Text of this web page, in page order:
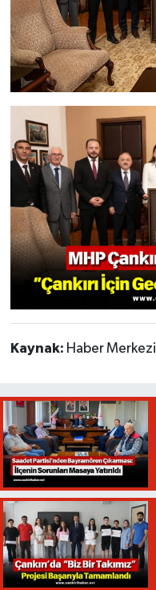
Kaynak: Haber Merkezi